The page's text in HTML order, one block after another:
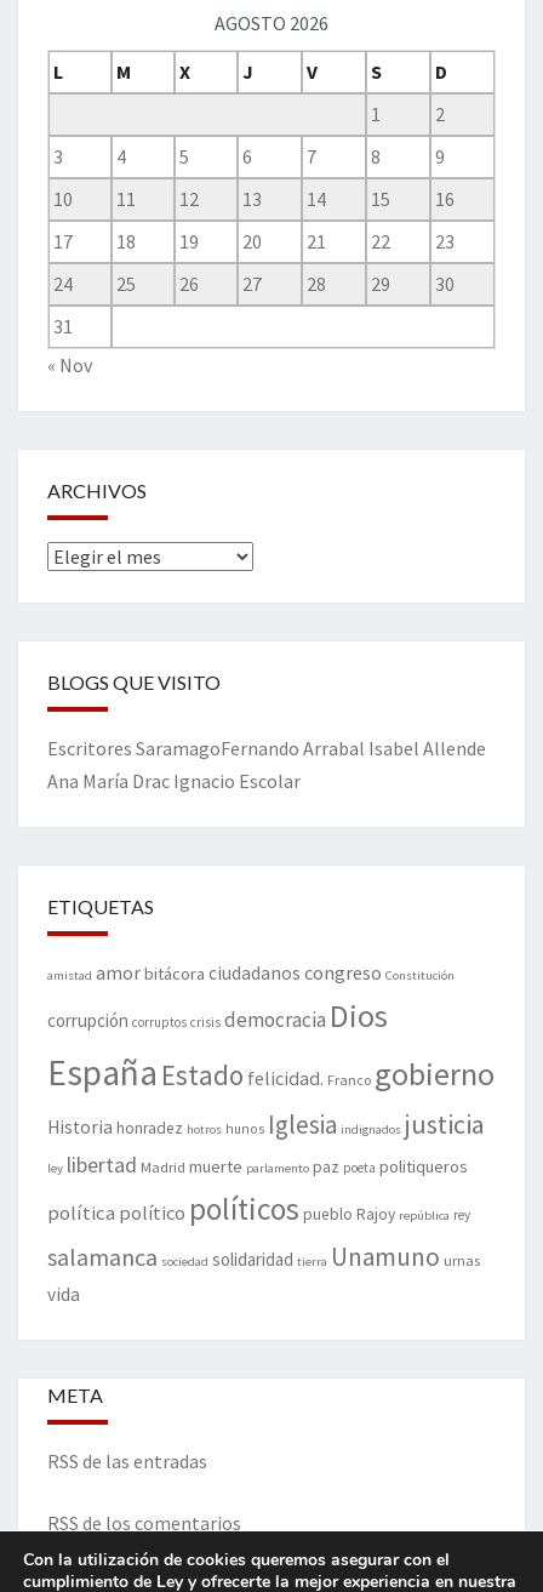
AGOSTO 2026
L
M X J V S
D
1
2
3
4 5 6 7 8
9
10
11 12 13 14 15
16
17
18 19 20 21 22
23
24
25 26 27 28 29
30
31
« Nov
ARCHIVOS
Archivos
BLOGS QUE VISITO
Escritores SaramagoFernando Arrabal Isabel Allende
Ana María Drac Ignacio Escolar
ETIQUETAS
amistad amorbitácora ciudadanos congreso Constitución
corrupción corruptos crisis democracia Dios
España Estado felicidad. Franco gobierno
Historia honradez hotros hunos Iglesia indignados justicia
ley libertad Madrid muerte parlamento paz poeta politiqueros
política político políticos pueblo Rajoy república rey
salamanca sociedad solidaridad tierra Unamuno urnas
vida
META
RSS de las entradas
RSS de los comentarios
Con la utilización de cookies queremos asegurar con el
cumplimiento de Ley y ofrecerte la mejor experiencia en nuestra